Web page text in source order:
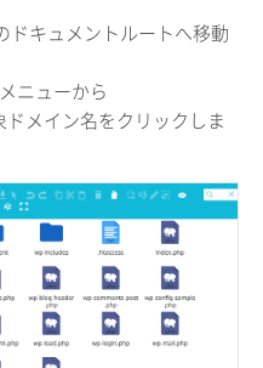
ドキュメントルートへ移動
ニューから
メイン名をクリックしま